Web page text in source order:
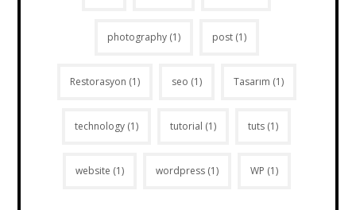
photography(1) post(1)
Restorasyon (1) seo (1) Tasarım (1)
technology (1) tutorial (1) tuts (1)
website (1) wordpress(1) WP (1)